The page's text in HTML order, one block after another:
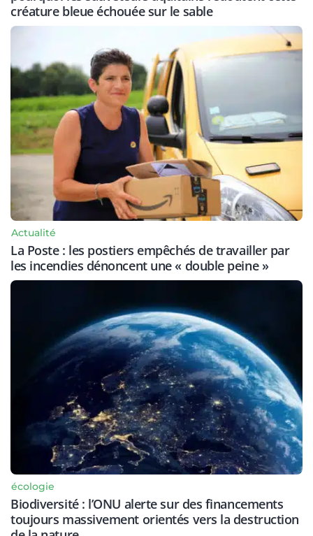
créature bleue échouée sur le sable
Actualité
La Poste : les postiers empêchés de travailler par
les incendies dénoncent une « double peine »
écologie
Biodiversité : l’ONU alerte sur des financements
toujours massivement orientés vers la destruction